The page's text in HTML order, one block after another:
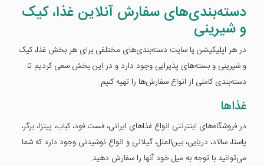
دسته‌بندی‌های سفارش آنلاین غذا، کیک
و شیرینی
در هر اپلیکیشن یا سایت دسته‌بندی‌های مختلفی برای هر بخش غذا، کیک
و شیرینی و بسته‌های پذیرایی وجود دارد و در این بخش سعی کردیم تا
دسته‌بندی کاملی از انواع سفارش‌ها را تهیه کنیم.
غذاها
در فروشگاه‌های اینترنتی انواع غذاهای ایرانی، فست فود، کباب، پیتزا، برگر،
پاستا، سالاد، دریایی، بین‌الملل، گیلانی و انواع نوشیدنی وجود دارد که شما
می‌توانید با توجه به میل خود آنها را سفارش دهید.